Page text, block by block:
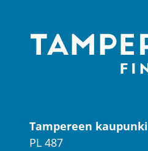
Tampereen kaupunki
PL 487